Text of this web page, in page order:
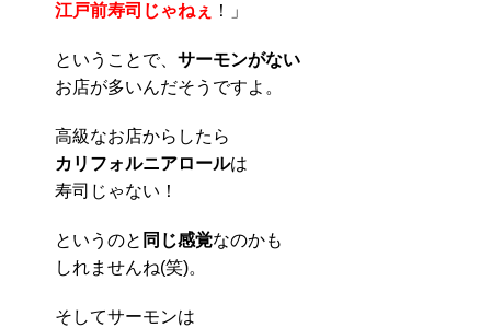
江戸前寿司じゃねぇ
！」
ということで、 サーモンがない
お店が多いんだそうですよ。
高級なお店からしたら
カリフォルニアロールは
寿司じゃない！
というのと 同じ感覚なのかも
しれませんね(笑)。
そしてサーモンは